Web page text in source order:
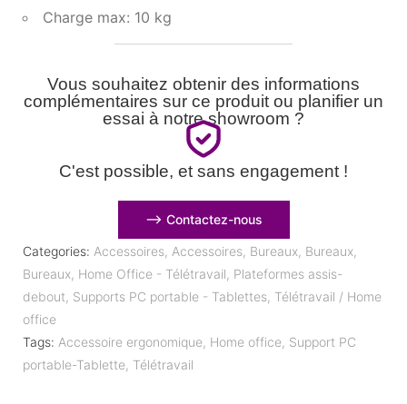
Charge max: 10 kg
Vous souhaitez obtenir des informations
complémentaires sur ce produit ou planifier un
essai à notre showroom ?
C'est possible, et sans engagement !
⟶ Contactez-nous
Categories: Accessoires, Accessoires, Bureaux, Bureaux,
Bureaux, Home Office - Télétravail, Plateformes assis-
debout, Supports PC portable - Tablettes, Télétravail / Home
office
Tags: Accessoire ergonomique, Home office, Support PC
portable-Tablette, Télétravail